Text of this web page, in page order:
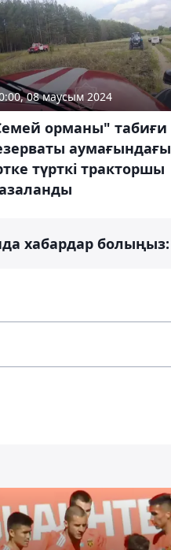
08 маусым 2024
орманы" табиғи
аумағындағы
түрткі тракторшы
хабардар болыңыз: